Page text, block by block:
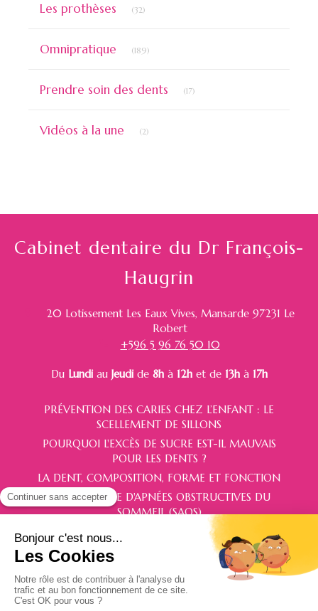
Les prothèses (32)
Omnipratique (189)
Prendre soin des dents (17)
Vidéos à la une (2)
Cabinet dentaire du Dr François-
Haugrin
20 Lotissement Les Eaux Vives, Mansarde 97231 Le
Robert
+596 5 96 76 50 10
Du Lundiau Jeudide 8hà 12het de 13hà 17h
PRÉVENTION DES CARIES CHEZ L’ENFANT : LE
SCELLEMENT DE SILLONS
POURQUOI L'EXCÈS DE SUCRE EST-IL MAUVAIS
POUR LES DENTS ?
LA DENT, COMPOSITION, FORME ET FONCTION
LE SYNDROME D'APNÉES OBSTRUCTIVES DU
SOMMEIL (SAOS)
Politique de confidentialité et charte cookie
Mentions légales
Conditions Générales Utilisation